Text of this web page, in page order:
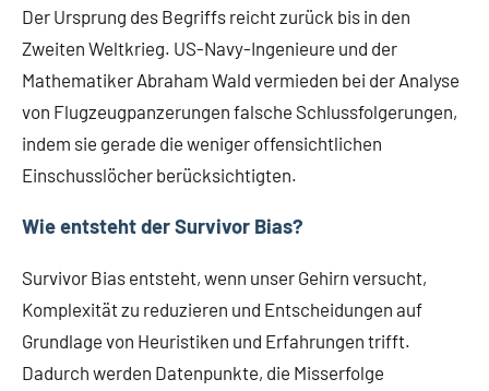
Der Ursprung des Begriffs reicht zurück bis in den
Zweiten Weltkrieg. US-Navy-Ingenieure und der
Mathematiker Abraham Wald vermieden bei der Analyse
von Flugzeugpanzerungen falsche Schlussfolgerungen,
indem sie gerade die weniger offensichtlichen
Einschusslöcher berücksichtigten.
Wie entsteht der Survivor Bias?
Survivor Bias entsteht, wenn unser Gehirn versucht,
Komplexität zu reduzieren und Entscheidungen auf
Grundlage von Heuristiken und Erfahrungen trifft.
Dadurch werden Datenpunkte, die Misserfolge